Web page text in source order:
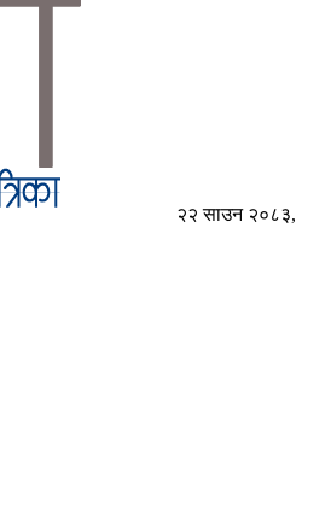
२२ साउन २०८३,